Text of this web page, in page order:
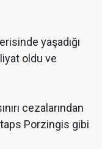
yaşadığı
oldu ve
cezalarından
Porzingis gibi